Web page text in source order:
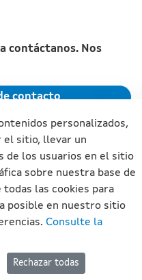
contáctanos. Nos
contacto
y publicada en
personalizados,
el sitio, llevar un
de los usuarios en el sitio
sobre nuestra base de
las cookies para
posible en nuestro sitio
Consulte la
Rechazar todas